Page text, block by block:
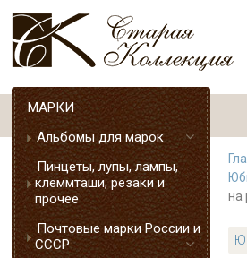
МАРКИ
Альбомы для марок
Пинцеты, лупы, лампы,
клеммташи, резаки и
прочее
Почтовые марки России и
СССР
на